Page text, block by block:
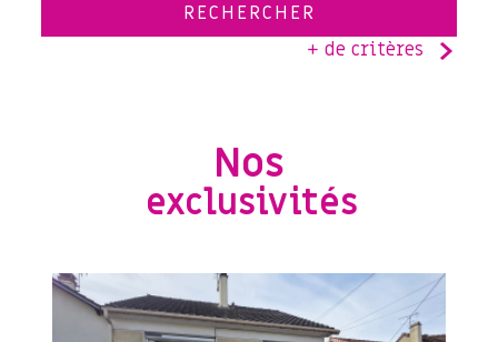
RECHERCHER
+ de critères
Nos
exclusivités